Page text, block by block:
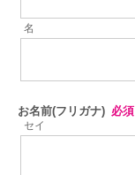
名
お名前(フリガナ) 必須
セイ